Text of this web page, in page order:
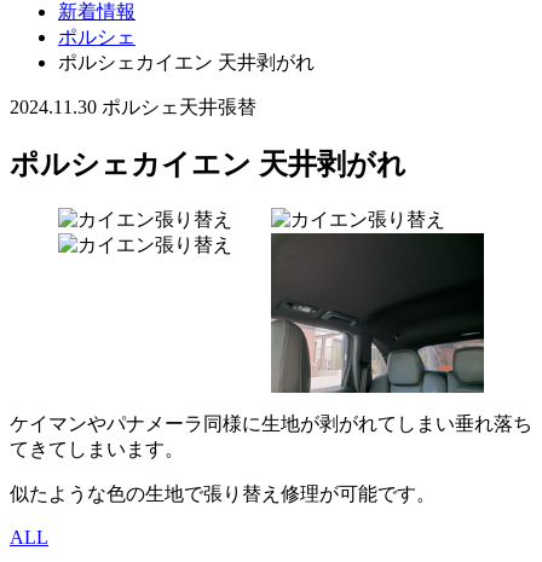
新着情報
ポルシェ
ポルシェカイエン 天井剥がれ
2024.11.30 ポルシェ 天井張替
ポルシェカイエン 天井剥がれ
ケイマンやパナメーラ同様に生地が剥がれてしまい垂れ落ち
てきてしまいます。
似たような色の生地で張り替え修理が可能です。
ALL